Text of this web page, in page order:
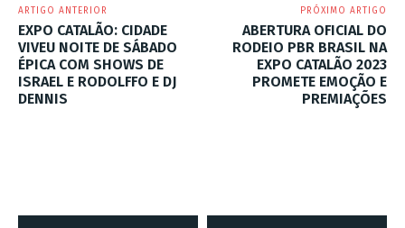
ARTIGO ANTERIOR
EXPO CATALÃO: CIDADE
VIVEU NOITE DE SÁBADO
ÉPICA COM SHOWS DE
ISRAEL E RODOLFFO E DJ
DENNIS
PRÓXIMO ARTIGO
ABERTURA OFICIAL DO
RODEIO PBR BRASIL NA
EXPO CATALÃO 2023
PROMETE EMOÇÃO E
PREMIAÇÕES